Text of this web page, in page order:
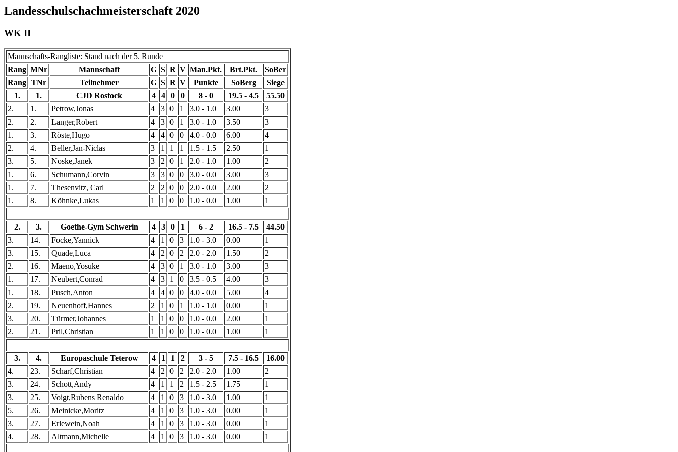
Landesschulschachmeisterschaft 2020
WK II
Mannschafts-Rangliste: Stand nach der 5. Runde
Rang MNr Mannschaft G S R V Man.Pkt. Brt.Pkt.
SoBer
Rang TNr Teilnehmer G S R V Punkte SoBerg
Siege
1.
1. CJD Rostock 4 4 0 0 8 - 0 19.5 - 4.5
55.50
2.
1. Petrow,Jonas 4 3 0 1 3.0 - 1.0 3.00
3
2.
2. Langer,Robert 4 3 0 1 3.0 - 1.0 3.50
3
1.
3. Röste,Hugo 4 4 0 0 4.0 - 0.0 6.00
4
2.
4. Beller,Jan-Niclas 3 1 1 1 1.5 - 1.5 2.50
1
3.
5. Noske,Janek 3 2 0 1 2.0 - 1.0 1.00
2
1.
6. Schumann,Corvin 3 3 0 0 3.0 - 0.0 3.00
3
1.
7. Thesenvitz, Carl 2 2 0 0 2.0 - 0.0 2.00
2
1.
8. Köhnke,Lukas 1 1 0 0 1.0 - 0.0 1.00 1
2. 3. Goethe-Gym Schwerin 4 3 0 1 6 - 2 16.5 - 7.5
44.50
3.
14. Focke,Yannick 4 1 0 3 1.0 - 3.0 0.00
1
3.
15. Quade,Luca 4 2 0 2 2.0 - 2.0 1.50
2
2.
16. Maeno,Yosuke 4 3 0 1 3.0 - 1.0 3.00
3
1.
17. Neubert,Conrad 4 3 1 0 3.5 - 0.5 4.00
3
1.
18. Pusch,Anton 4 4 0 0 4.0 - 0.0 5.00
4
2.
19. Neuenhoff,Hannes 2 1 0 1 1.0 - 1.0 0.00
1
3.
20. Türmer,Johannes 1 1 0 0 1.0 - 0.0 2.00
1
2.
21. Pril,Christian 1 1 0 0 1.0 - 0.0 1.00 1
3. 4. Europaschule Teterow 4 1 1 2 3 - 5 7.5 - 16.5
16.00
4.
23. Scharf,Christian 4 2 0 2 2.0 - 2.0 1.00
2
3.
24. Schott,Andy 4 1 1 2 1.5 - 2.5 1.75
1
3.
25. Voigt,Rubens Renaldo 4 1 0 3 1.0 - 3.0 1.00
1
5.
26. Meinicke,Moritz 4 1 0 3 1.0 - 3.0 0.00
1
3.
27. Erlewein,Noah 4 1 0 3 1.0 - 3.0 0.00
1
4.
28. Altmann,Michelle 4 1 0 3 1.0 - 3.0 0.00 1